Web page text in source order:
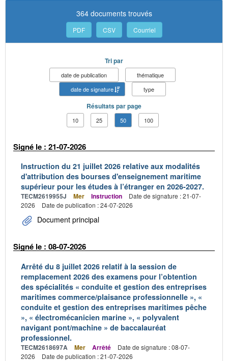
364 documents trouvés
PDF CSV Courriel
Tri par
date de publication
thématique
date de signature
type
Résultats par page
10 25 50 100
Signé le : 21-07-2026
Instruction du 21 juillet 2026 relative aux modalités
d'attribution des bourses d'enseignement maritime
supérieur pour les études à l’étranger en 2026-2027.
TECM2619955J Mer Instruction
Date de signature : 21-07-
2026
Date de publication : 24-07-2026
Document principal
Signé le : 08-07-2026
Arrêté du 8 juillet 2026 relatif à la session de
remplacement 2026 des examens pour l’obtention
des spécialités « conduite et gestion des entreprises
maritimes commerce/plaisance professionnelle », «
conduite et gestion des entreprises maritimes pêche
», « électromécanicien marine », « polyvalent
navigant pont/machine » de baccalauréat
professionnel.
TECM2618697A Mer Arrêté
Date de signature : 08-07-
2026
Date de publication : 21-07-2026